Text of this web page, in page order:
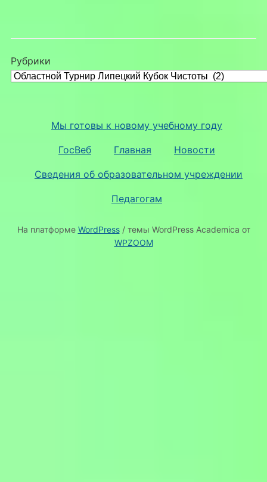
Рубрики
Мы готовы к новому учебному году
ГосВеб Главная Новости
Сведения об образовательном учреждении
Педагогам
На платформе WordPress/ темы WordPress Academica от
WPZOOM